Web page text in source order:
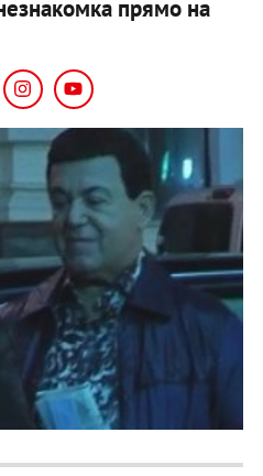
прямо на